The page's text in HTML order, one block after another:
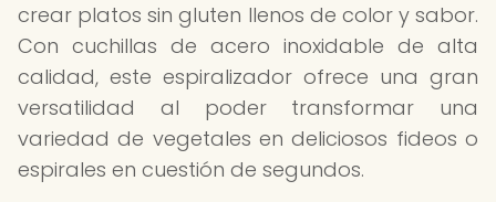
crear platos sin gluten llenos de color y sabor.
Con cuchillas de acero inoxidable de alta
calidad, este espiralizador ofrece una gran
versatilidad al poder transformar una
variedad de vegetales en deliciosos fideos o
espirales en cuestión de segundos.